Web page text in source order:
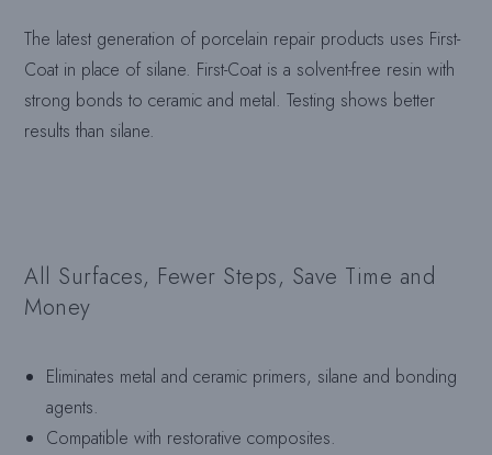
The latest generation of porcelain repair products uses First-
Coat in place of silane. First-Coat is a solvent-free resin with
strong bonds to ceramic and metal. Testing shows better
results than silane.
All Surfaces, Fewer Steps, Save Time and
Money
Eliminates metal and ceramic primers, silane and bonding
agents.
Compatible with restorative composites.